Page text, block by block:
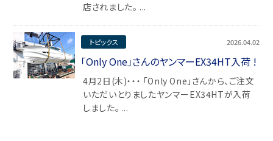
店されました。 ...
トピックス 2026.04.02
「Only One」さんのヤンマーEX34HT入荷 !
4月2日(木)・・・ 「Only One」さんから、ご注文
いただいとりましたヤンマーEX34HTが入荷
しました。 ...